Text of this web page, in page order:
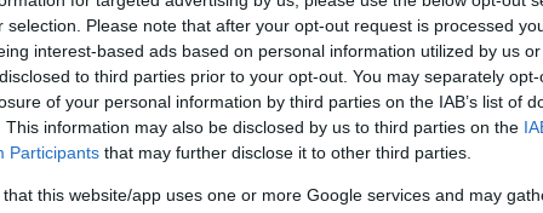
selection. Please note that after your opt-out request is processed
interest-based ads based on personal information utilized by us
to third parties prior to your opt-out. You may separately
of your personal information by third parties on the IAB’s list of
This information may also be disclosed by us to third parties on the
Participants that may further disclose it to other third parties.
that this website/app uses one or more Google services and may